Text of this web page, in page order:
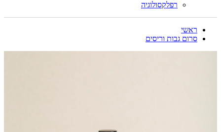
רפלקסולוגיה
ראשי
סרום גבות וריסים